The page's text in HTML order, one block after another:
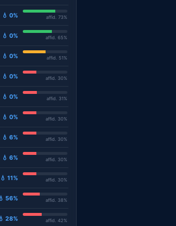
💧 0% affid. 73%
💧 0% affid. 65%
💧 0% affid. 51%
💧 0% affid. 30%
💧 0% affid. 31%
💧 0% affid. 30%
💧 6% affid. 30%
💧 6% affid. 30%
💧 11% affid. 30%
💧 56% affid. 38%
💧 28% affid. 42%